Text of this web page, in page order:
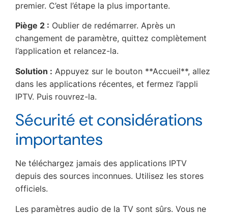
premier. C’est l’étape la plus importante.
Piège 2 : Oublier de redémarrer. Après un
changement de paramètre, quittez complètement
l’application et relancez-la.
Solution : Appuyez sur le bouton **Accueil**, allez
dans les applications récentes, et fermez l’appli
IPTV. Puis rouvrez-la.
Sécurité et considérations
importantes
Ne téléchargez jamais des applications IPTV
depuis des sources inconnues. Utilisez les stores
officiels.
Les paramètres audio de la TV sont sûrs. Vous ne